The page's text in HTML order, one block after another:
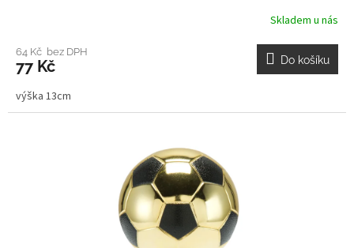
Skladem u nás
64 Kč bez DPH
77 Kč Do košíku
výška 13cm